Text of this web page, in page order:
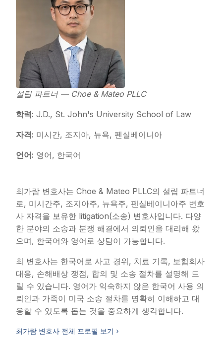
설립 파트너 — Choe & Mateo PLLC
학력: J.D., St. John's University School of Law
자격: 미시간, 조지아, 뉴욕, 펜실베이니아
언어: 영어, 한국어
최가람 변호사는 Choe & Mateo PLLC의 설립 파트너
로, 미시간주, 조지아주, 뉴욕주, 펜실베이니아주 변호
사 자격을 보유한 litigation(소송) 변호사입니다. 다양
한 분야의 소송과 분쟁 해결에서 의뢰인을 대리해 왔
으며, 한국어와 영어로 상담이 가능합니다.
최 변호사는 한국어로 사고 경위, 치료 기록, 보험회사
대응, 손해배상 쟁점, 합의 및 소송 절차를 설명해 드
릴 수 있습니다. 영어가 익숙하지 않은 한국어 사용 의
뢰인과 가족이 미국 소송 절차를 명확히 이해하고 대
응할 수 있도록 돕는 것을 중요하게 생각합니다.
최가람 변호사 전체 프로필 보기 ›